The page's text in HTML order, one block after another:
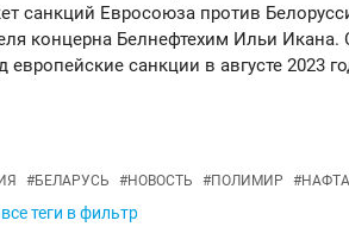
санкций Евросоюза против
концерна Белнефтехим Ильи
европейские санкции в августе 2023
#БЕЛАРУСЬ #НОВОСТЬ #ПОЛИМИР #
теги в фильтр